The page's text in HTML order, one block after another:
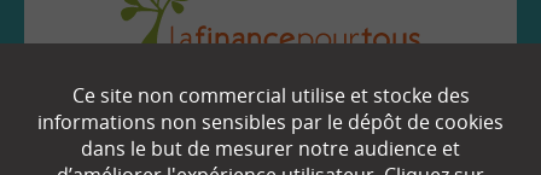
EN SAVOIR
Ce site non commercial utilise et stocke des
informations non sensibles par le dépôt de cookies
dans le but de mesurer notre audience et